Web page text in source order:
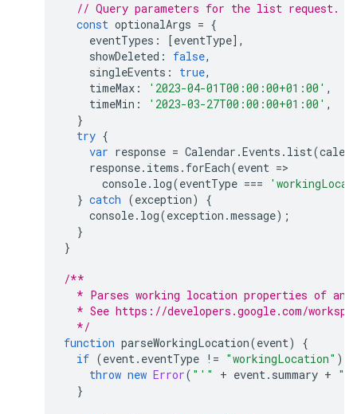
// Query parameters for the list request.
const optionalArgs = {
eventTypes : [eventType],
showDeleted : false,
singleEvents : true,
timeMax : '2023-04-01T00:00:00+01:00' ,
timeMin : '2023-03-27T00:00:00+01:00' ,
}
try {
var response = Calendar .Events . list(
response. items . forEach(event =
console. log(eventType ===
} catch (exception)
{
console. log(exception .message);
}
}
/**
* Parses working location properties of an
* See https://developers.google.com/
  */
function parseWorkingLocation(event)
{
if (event. eventType != "workingLocation" )
throw new Error( "'" + event. summary + "'
}